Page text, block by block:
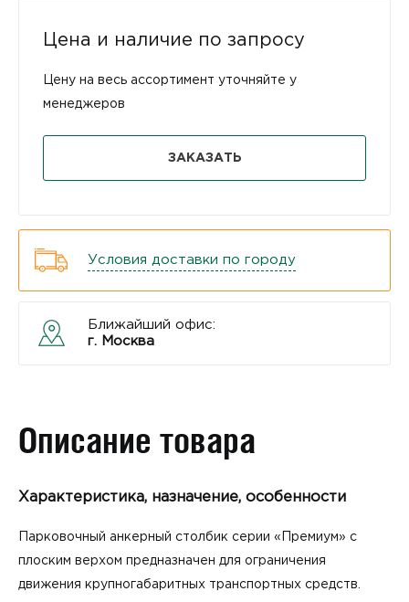
Цена и наличие по запросу
Цену на весь ассортимент уточняйте у
менеджеров
ЗАКАЗАТЬ
Условия доставки по городу
Ближайший офис:
г. Москва
Описание товара
Характеристика, назначение, особенности
Парковочный анкерный столбик серии «Премиум» с
плоским верхом предназначен для ограничения
движения крупногабаритных транспортных средств.